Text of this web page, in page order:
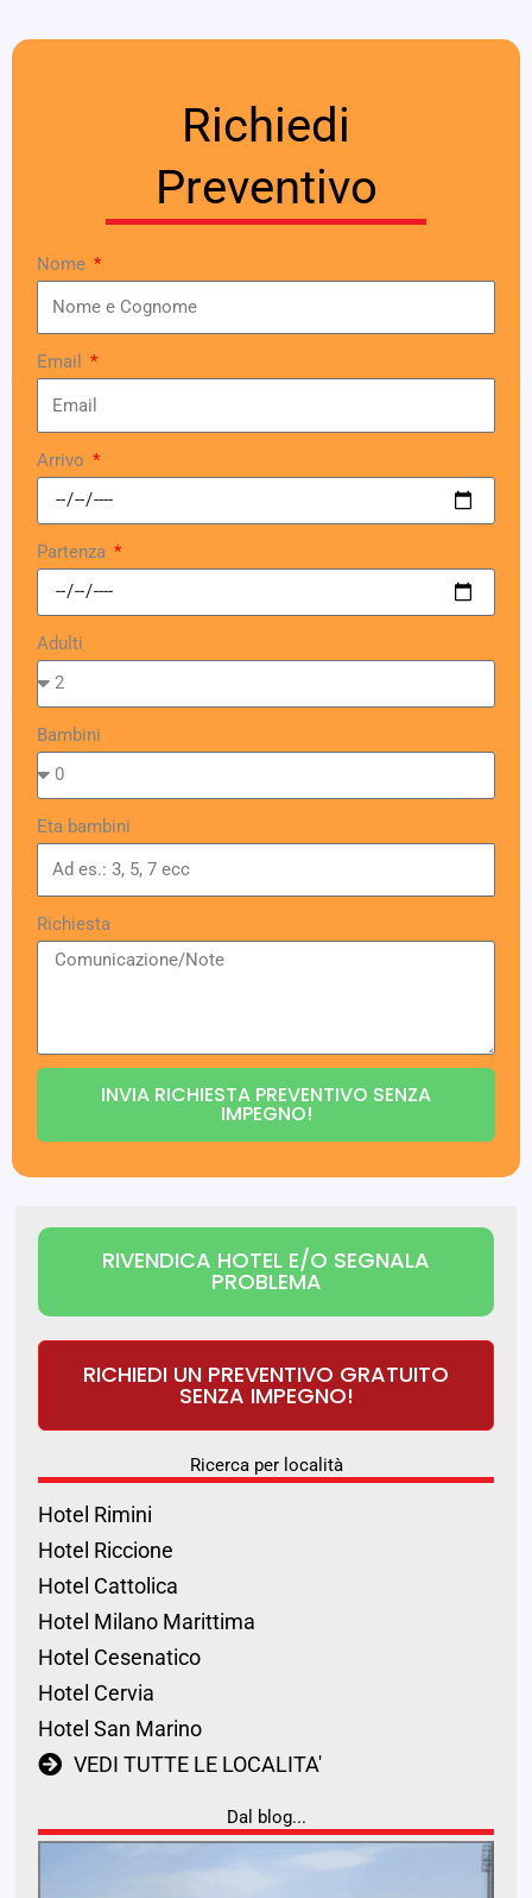
Richiedi
Preventivo
Nome
Email
Arrivo
Partenza
Adulti
Bambini
Eta bambini
Richiesta
INVIA RICHIESTA PREVENTIVO SENZA
IMPEGNO!
RIVENDICA HOTEL E/O SEGNALA
PROBLEMA
RICHIEDI UN PREVENTIVO GRATUITO
SENZA IMPEGNO!
Ricerca per località
Hotel Rimini
Hotel Riccione
Hotel Cattolica
Hotel Milano Marittima
Hotel Cesenatico
Hotel Cervia
Hotel San Marino
VEDI TUTTE LE LOCALITA'
Dal blog...